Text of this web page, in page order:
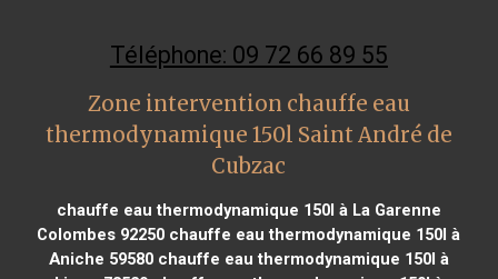
Téléphone: 09 72 66 89 55
Zone intervention chauffe eau
thermodynamique 150l Saint André de
Cubzac
chauffe eau thermodynamique 150l à La Garenne
Colombes 92250 chauffe eau thermodynamique 150l à
Aniche 59580chauffe eau thermodynamique 150l à